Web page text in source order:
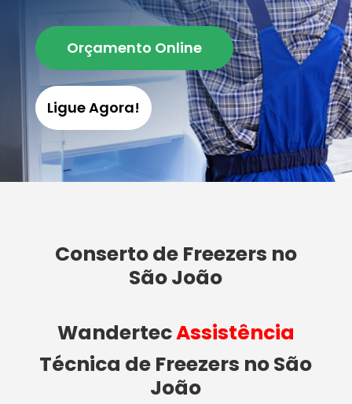
Orçamento Online
Ligue Agora!
Conserto de Freezers no
São João
WandertecAssistência
Técnica de Freezers no São
João